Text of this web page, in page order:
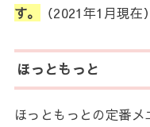
す。
（2021年1月現在）
ほっともっと
ほっともっとの定番